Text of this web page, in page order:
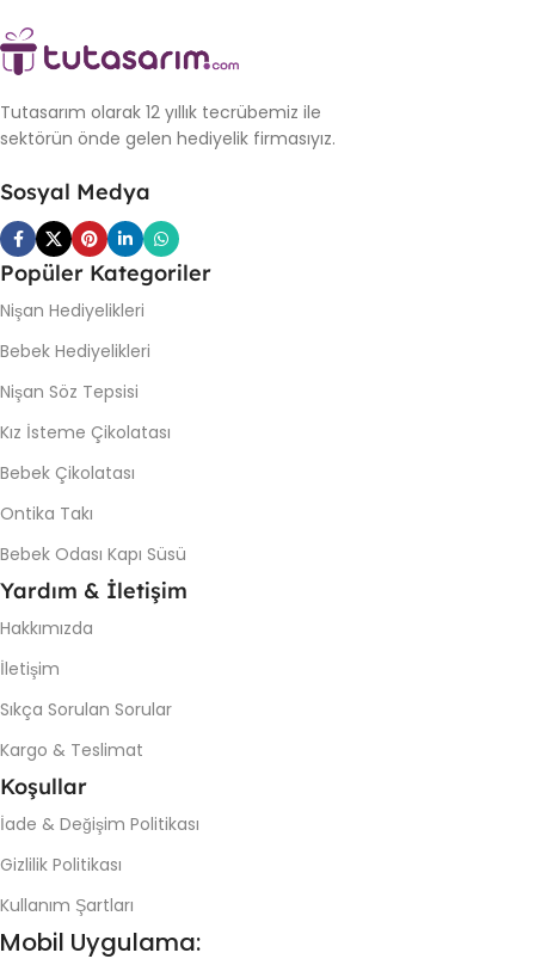
Tutasarım olarak 12 yıllık tecrübemiz ile
sektörün önde gelen hediyelik firmasıyız.
Sosyal Medya
Popüler Kategoriler
Nişan Hediyelikleri
Bebek Hediyelikleri
Nişan Söz Tepsisi
Kız İsteme Çikolatası
Bebek Çikolatası
Ontika Takı
Bebek Odası Kapı Süsü
Yardım & İletişim
Hakkımızda
İletişim
Sıkça Sorulan Sorular
Kargo & Teslimat
Koşullar
İade & Değişim Politikası
Gizlilik Politikası
Kullanım Şartları
Mobil Uygulama: